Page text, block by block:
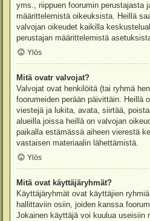
yms., riippuen foorumin perustajasta
määrittelemistä oikeuksista. Heillä
valvojan oikeudet kaikilla
perustajan määrittelemistä
Ylös
Mitä ovatr valvojat?
Valvojat ovat henkilöitä (tai ryhmä
foorumeiden perään päivittäin. Heillä
viestejä ja lukita, avata, siirtää,
alueilla joissa heillä on valvojan
paikalla estämässä aiheen vierestä
vastaisen materiaalin lähettämistä.
Ylös
Mitä ovat käyttäjäryhmät?
Käyttäjäryhmät ovat käyttäjien
hallittaviin osiin, joiden kanssa
Jokainen käyttäjä voi kuulua useisiin